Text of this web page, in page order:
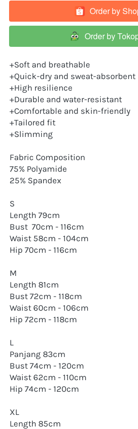
` Order by
` Order by
+Soft and breathable
+Quick-dry and sweat-absorbent
+High resilience
+Durable and water-resistant
+Comfortable and skin-friendly
+Tailored fit
+Slimming
Fabric Composition
75% Polyamide
25% Spandex
S
Length 79cm
Bust  70cm - 116cm
Waist 58cm - 104cm
Hip 70cm - 116cm
M
Length 81cm
Bust 72cm - 118cm
Waist 60cm - 106cm
Hip 72cm - 118cm
L
Panjang 83cm
Bust 74cm - 120cm
Waist 62cm - 110cm
Hip 74cm - 120cm
XL
Length 85cm